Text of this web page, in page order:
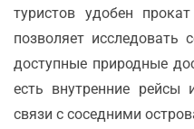
туристов удобен
позволяет исследовать
доступные природные
есть внутренние
связи с соседними